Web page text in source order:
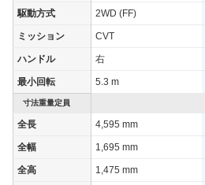
装備オプション
駆動方式 2WD (FF)
ミッション CVT
ハンドル 右
最小回転 5.3 m
寸法重量定員
全長 4,595 mm
全幅 1,695 mm
全高 1,475 mm